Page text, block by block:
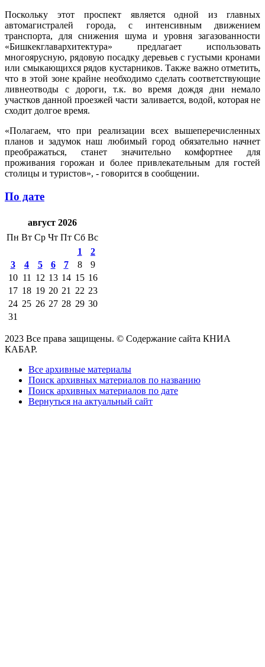
Поскольку этот проспект является одной из главных
автомагистралей города, с интенсивным движением
транспорта, для снижения шума и уровня загазованности
«Бишкекглавархитектура» предлагает использовать
многоярусную, рядовую посадку деревьев с густыми кронами
или смыкающихся рядов кустарников. Также важно отметить,
что в этой зоне крайне необходимо сделать соответствующие
ливнеотводы с дороги, т.к. во время дождя дни немало
участков данной проезжей части заливается, водой, которая не
сходит долгое время.
«Полагаем, что при реализации всех вышеперечисленных
планов и задумок наш любимый город обязательно начнет
преображаться, станет значительно комфортнее для
проживания горожан и более привлекательным для гостей
столицы и туристов», - говорится в сообщении.
По дате
август 2026
Пн Вт Ср Чт Пт Сб Вс
1
2
3
4 5 6 7 8
9
10 11 12 13 14 15 16
17 18 19 20 21 22 23
24 25 26 27 28 29 30
31
2023 Все права защищены. © Содержание сайта КНИА
КАБАР.
Все архивные материалы
Поиск архивных материалов по названию
Поиск архивных материалов по дате
Вернуться на актуальный сайт